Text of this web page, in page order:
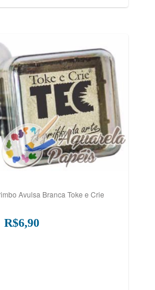
Avulsa Branca Toke e Crie
R$6,90